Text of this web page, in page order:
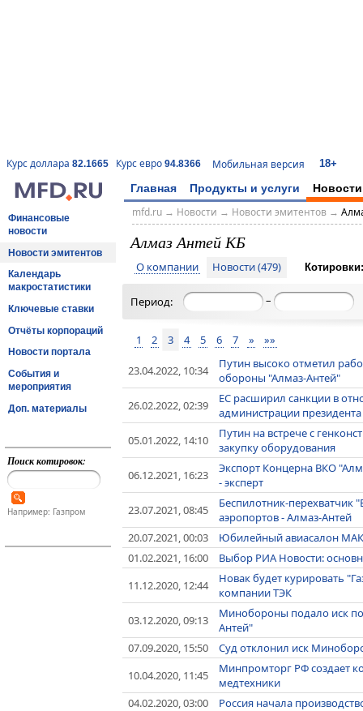
Курс доллара 82.1665 Курс евро 94.8366 Мобильная версия 18+
Главная Продукты и услуги Новости
Финансовые
новости
Новости эмитентов
Календарь
макростатистики
Ключевые ставки
Отчёты корпораций
Новости портала
События и
мероприятия
Доп. материалы
Поиск котировок:
Например: Газпром
mfd.ru→ Новости → Новости эмитентов→
Алмаз Антей КБ
О компании Новости (479)
Период: –
1 2 3 4 5 6 7 » »»
23.04.2022, 10:34
Путин высоко отметил
обороны "Алмаз-Антей"
26.02.2022, 02:39
ЕС расширил санкции в
администрации президента
05.01.2022, 14:10
Путин на встрече с
закупку оборудования
06.12.2021, 16:23
Экспорт Концерна ВКО
- эксперт
23.07.2021, 08:45
Беспилотник-перехватчик
аэропортов - Алмаз-Антей
20.07.2021, 00:03
Юбилейный авиасалон
01.02.2021, 16:00
Выбор РИА Новости:
11.12.2020, 12:44
Новак будет курировать
компании ТЭК
03.12.2020, 09:13
Минобороны подало иск
Антей"
07.09.2020, 15:50
Суд отклонил иск
10.04.2020, 11:45
Минпромторг РФ создает
медтехники
04.02.2020, 03:00
Россия начала